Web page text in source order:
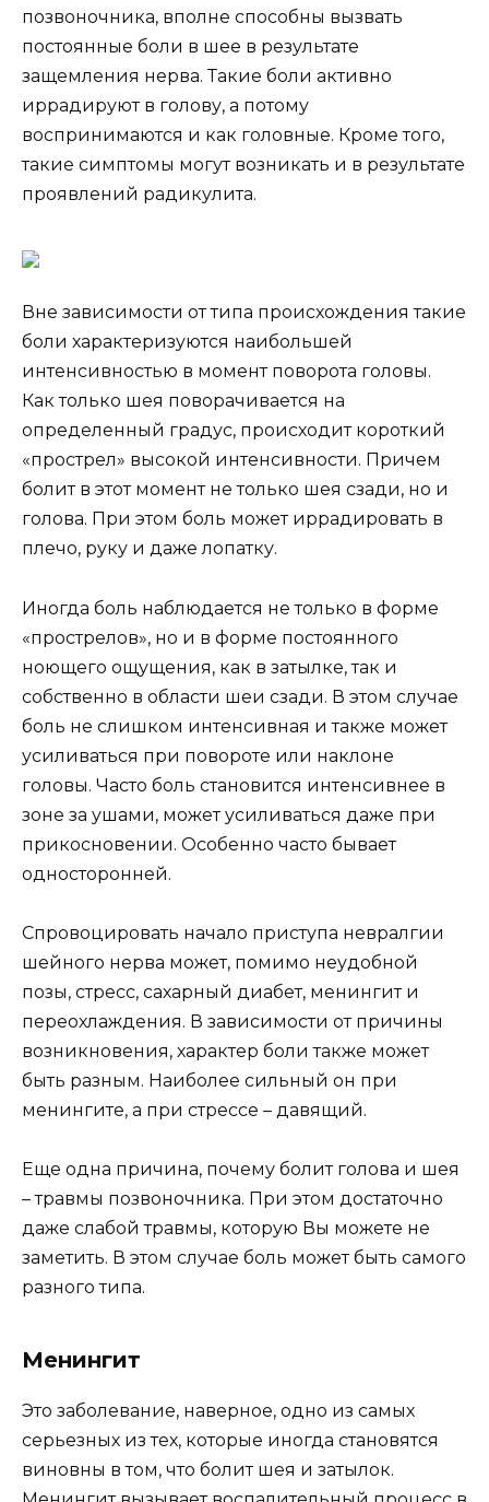
позвоночника, вполне способны вызвать
постоянные боли в шее в результате
защемления нерва. Такие боли активно
иррадируют в голову, а потому
воспринимаются и как головные. Кроме того,
такие симптомы могут возникать и в результате
проявлений радикулита.
Вне зависимости от типа происхождения такие
боли характеризуются наибольшей
интенсивностью в момент поворота головы.
Как только шея поворачивается на
определенный градус, происходит короткий
«прострел» высокой интенсивности. Причем
болит в этот момент не только шея сзади, но и
голова. При этом боль может иррадировать в
плечо, руку и даже лопатку.
Иногда боль наблюдается не только в форме
«прострелов», но и в форме постоянного
ноющего ощущения, как в затылке, так и
собственно в области шеи сзади. В этом случае
боль не слишком интенсивная и также может
усиливаться при повороте или наклоне
головы. Часто боль становится интенсивнее в
зоне за ушами, может усиливаться даже при
прикосновении. Особенно часто бывает
односторонней.
Спровоцировать начало приступа невралгии
шейного нерва может, помимо неудобной
позы, стресс, сахарный диабет, менингит и
переохлаждения. В зависимости от причины
возникновения, характер боли также может
быть разным. Наиболее сильный он при
менингите, а при стрессе – давящий.
Еще одна причина, почему болит голова и шея
– травмы позвоночника. При этом достаточно
даже слабой травмы, которую Вы можете не
заметить. В этом случае боль может быть самого
разного типа.
Менингит
Это заболевание, наверное, одно из самых
серьезных из тех, которые иногда становятся
виновны в том, что болит шея и затылок.